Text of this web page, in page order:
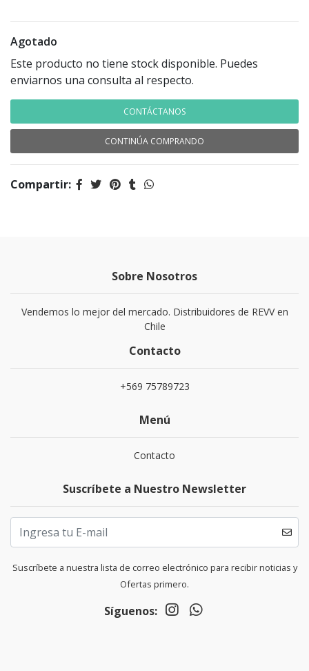
Agotado
Este producto no tiene stock disponible. Puedes
enviarnos una consulta al respecto.
CONTÁCTANOS
CONTINÚA COMPRANDO
Compartir:
Sobre Nosotros
Vendemos lo mejor del mercado. Distribuidores de REVV en
Chile
Contacto
+569 75789723
Menú
Contacto
Suscríbete a Nuestro Newsletter
Suscríbete a nuestra lista de correo electrónico para recibir noticias y
Ofertas primero.
Síguenos: